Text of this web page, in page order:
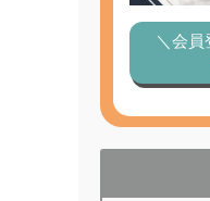
＼会員